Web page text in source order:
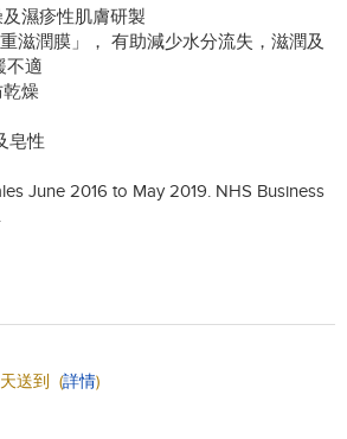
濕疹性肌膚研製
滋潤膜」， 有助減少水分流失，滋潤及
不適
燥
皂性
June 2016 to May 2019. NHS Business
送到 (詳情)